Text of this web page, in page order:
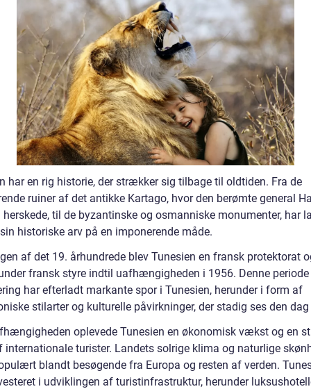
har en rig historie, der strækker sig tilbage til oldtiden. Fra de
ruiner af det antikke Kartago, hvor den berømte general
herskede, til de byzantinske og osmanniske monumenter, har
historiske arv på en imponerende måde.
af det 19. århundrede blev Tunesien en fransk protektorat
fransk styre indtil uafhængigheden i 1956. Denne
har efterladt markante spor i Tunesien, herunder i form af
stilarter og kulturelle påvirkninger, der stadig ses den
oplevede Tunesien en økonomisk vækst og en
internationale turister. Landets solrige klima og naturlige
blandt besøgende fra Europa og resten af verden.
i udviklingen af turistinfrastruktur, herunder